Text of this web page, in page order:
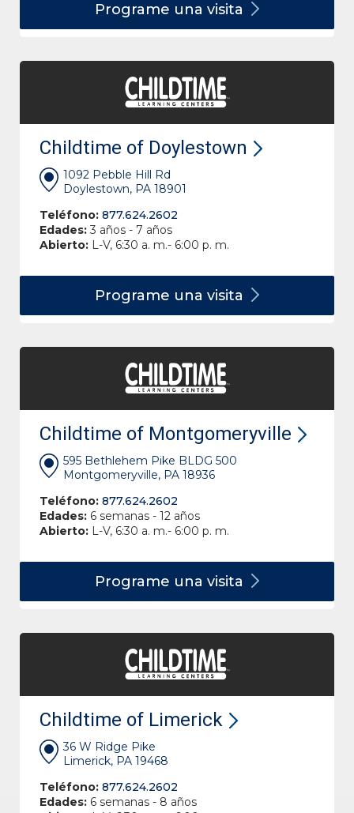
Programe una visita
Childtime of Doylestown
1092 Pebble Hill Rd
Doylestown, PA 18901
Teléfono: 877.624.2602
Edades:3 años - 7 años
Abierto: L-V, 6:30 a. m.- 6:00 p. m.
Programe una visita
Childtime of Montgomeryville
595 Bethlehem Pike BLDG 500
Montgomeryville, PA 18936
Teléfono: 877.624.2602
Edades: 6 semanas - 12 años
Abierto: L-V, 6:30 a. m.- 6:00 p. m.
Programe una visita
Childtime of Limerick
36 W Ridge Pike
Limerick, PA 19468
Teléfono: 877.624.2602
Edades: 6 semanas - 8 años